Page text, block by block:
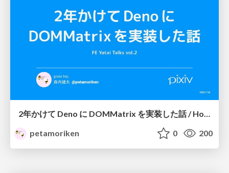
2年かけて Deno に DOMMatrix を実装した話 / How I implemented DOMMatrix in Deno over two years
petamoriken
0 200